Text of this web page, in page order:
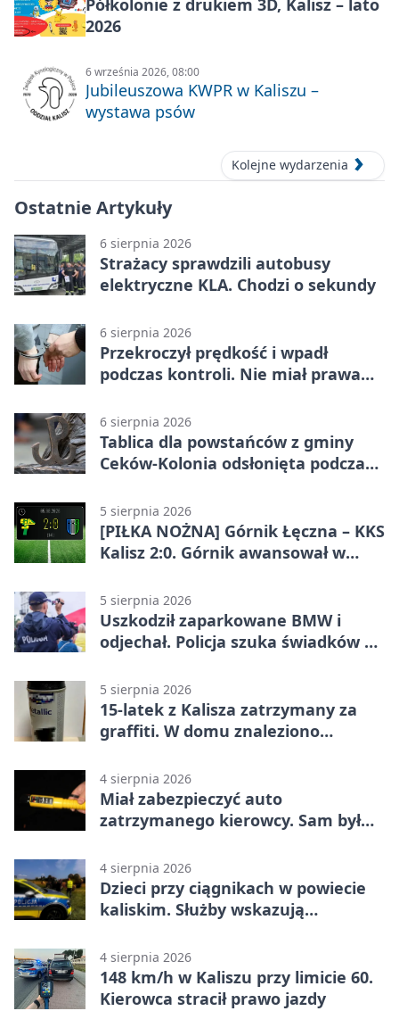
Półkolonie z drukiem 3D, Kalisz – lato
2026
6 września 2026, 08:00
Jubileuszowa KWPR w Kaliszu –
wystawa psów
Kolejne wydarzenia
Ostatnie Artykuły
6 sierpnia 2026
Strażacy sprawdzili autobusy
elektryczne KLA. Chodzi o sekundy
6 sierpnia 2026
Przekroczył prędkość i wpadł
podczas kontroli. Nie miał prawa
6 sierpnia 2026
Tablica dla powstańców z gminy
Ceków-Kolonia odsłonięta podczas
5 sierpnia 2026
[PIŁKA NOŻNA] Górnik Łęczna – KKS
Kalisz 2:0. Górnik awansował w
5 sierpnia 2026
Uszkodził zaparkowane BMW i
odjechał. Policja szuka świadków w
5 sierpnia 2026
15-latek z Kalisza zatrzymany za
graffiti. W domu znaleziono
4 sierpnia 2026
Miał zabezpieczyć auto
zatrzymanego kierowcy. Sam był
4 sierpnia 2026
Dzieci przy ciągnikach w powiecie
kaliskim. Służby wskazują
4 sierpnia 2026
148 km/h w Kaliszu przy limicie 60.
Kierowca stracił prawo jazdy